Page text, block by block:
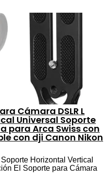
Cámara DSLR L
Universal Soporte
para Arca Swiss con
con dji Canon Nikon
Horizontal Vertical
El Soporte para Cámara